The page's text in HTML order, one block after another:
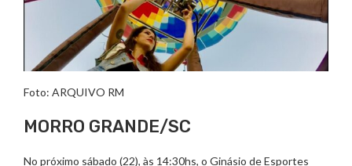
Foto: ARQUIVO RM
MORRO GRANDE/SC
No próximo sábado (22), às 14:30hs, o Ginásio de Esportes